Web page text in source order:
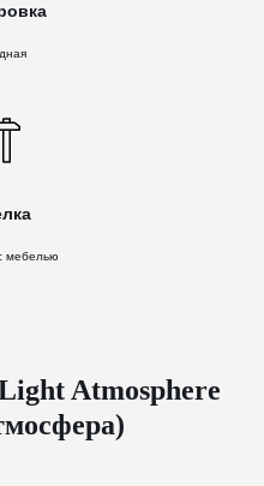
мебелью
Atmosphere